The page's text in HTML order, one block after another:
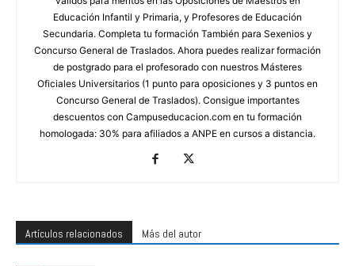
Educación Infantil y Primaria, y Profesores de Educación
Secundaria. Completa tu formación También para Sexenios y
Concurso General de Traslados. Ahora puedes realizar formación
de postgrado para el profesorado con nuestros Másteres
Oficiales Universitarios (1 punto para oposiciones y 3 puntos en
Concurso General de Traslados). Consigue importantes
descuentos con Campuseducacion.com en tu formación
homologada: 30% para afiliados a ANPE en cursos a distancia.
Artículos relacionados Más del autor